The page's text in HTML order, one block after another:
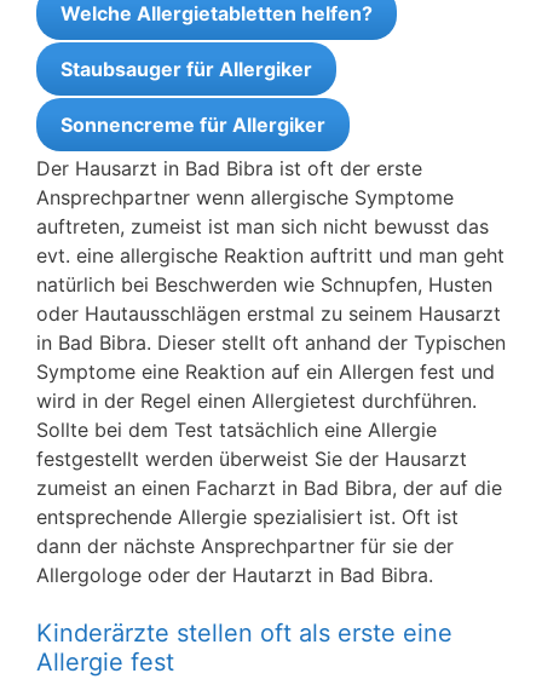
Welche Allergietabletten helfen?
Staubsauger für Allergiker
Sonnencreme für Allergiker
Der Hausarzt in Bad Bibra ist oft der erste
Ansprechpartner wenn allergische Symptome
auftreten, zumeist ist man sich nicht bewusst das
evt. eine allergische Reaktion auftritt und man geht
natürlich bei Beschwerden wie Schnupfen, Husten
oder Hautausschlägen erstmal zu seinem Hausarzt
in Bad Bibra. Dieser stellt oft anhand der Typischen
Symptome eine Reaktion auf ein Allergen fest und
wird in der Regel einen Allergietest durchführen.
Sollte bei dem Test tatsächlich eine Allergie
festgestellt werden überweist Sie der Hausarzt
zumeist an einen Facharzt in Bad Bibra, der auf die
entsprechende Allergie spezialisiert ist. Oft ist
dann der nächste Ansprechpartner für sie der
Allergologe oder der Hautarzt in Bad Bibra.
Kinderärzte stellen oft als erste eine
Allergie fest